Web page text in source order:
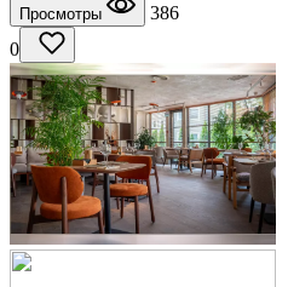
Просмотры
386
0